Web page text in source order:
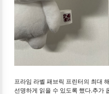
프라임 라벨 패브릭 프린터의 최대
선명하게 읽을 수 있도록 했다.추가